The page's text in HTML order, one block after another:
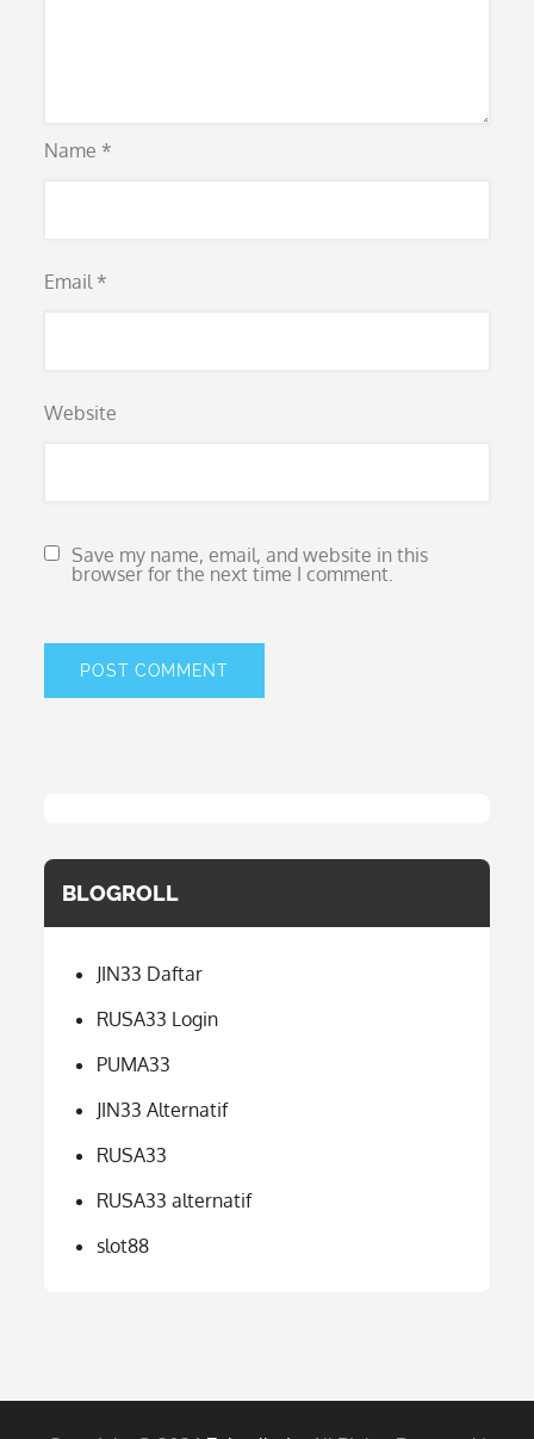
Name *
Email *
Website
Save my name, email, and website in this
browser for the next time I comment.
BLOGROLL
JIN33 Daftar
RUSA33 Login
PUMA33
JIN33 Alternatif
RUSA33
RUSA33 alternatif
slot88